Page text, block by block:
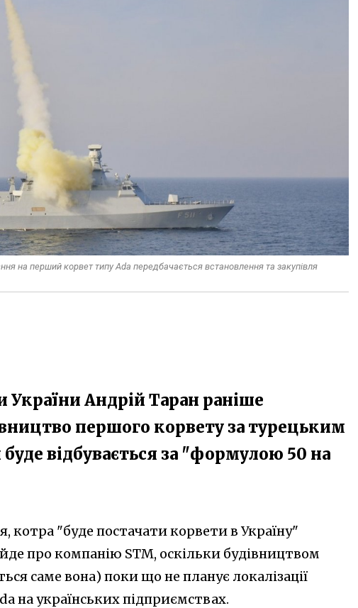
на перший корвет типу Ada передбачається встановлення та закупівля
Андрій Таран раніше
першого корвету за турецьким
відбувається за "формулою 50 на
котра "буде постачати корвети в Україну"
про компанію STM, оскільки будівництвом
саме вона) поки що не планує локалізації
на українських підприємствах.